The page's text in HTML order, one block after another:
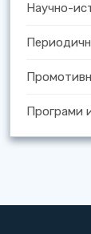
Научно-
Програми